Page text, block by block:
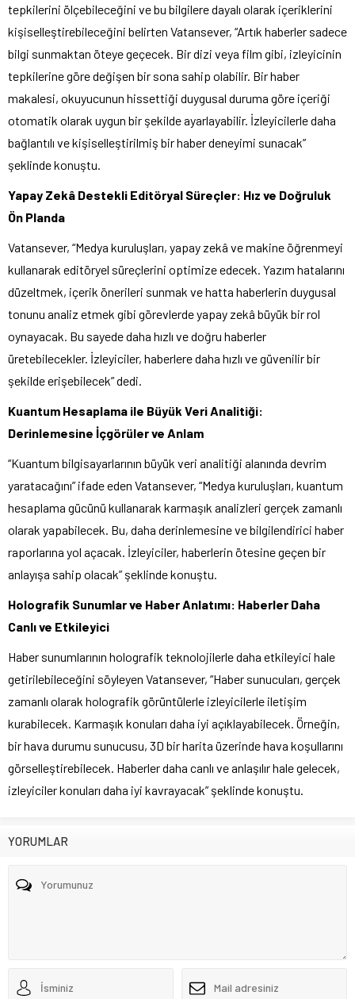
tepkilerini ölçebileceğini ve bu bilgilere dayalı olarak içeriklerini
kişiselleştirebileceğini belirten Vatansever, “Artık haberler sadece
bilgi sunmaktan öteye geçecek. Bir dizi veya film gibi, izleyicinin
tepkilerine göre değişen bir sona sahip olabilir. Bir haber
makalesi, okuyucunun hissettiği duygusal duruma göre içeriği
otomatik olarak uygun bir şekilde ayarlayabilir. İzleyicilerle daha
bağlantılı ve kişiselleştirilmiş bir haber deneyimi sunacak”
şeklinde konuştu.
Yapay Zekâ Destekli Editöryal Süreçler: Hız ve Doğruluk
Ön Planda
Vatansever, “Medya kuruluşları, yapay zekâ ve makine öğrenmeyi
kullanarak editöryel süreçlerini optimize edecek. Yazım hatalarını
düzeltmek, içerik önerileri sunmak ve hatta haberlerin duygusal
tonunu analiz etmek gibi görevlerde yapay zekâ büyük bir rol
oynayacak. Bu sayede daha hızlı ve doğru haberler
üretebilecekler. İzleyiciler, haberlere daha hızlı ve güvenilir bir
şekilde erişebilecek” dedi.
Kuantum Hesaplama ile Büyük Veri Analitiği:
Derinlemesine İçgörüler ve Anlam
“Kuantum bilgisayarlarının büyük veri analitiği alanında devrim
yaratacağını” ifade eden Vatansever, “Medya kuruluşları, kuantum
hesaplama gücünü kullanarak karmaşık analizleri gerçek zamanlı
olarak yapabilecek. Bu, daha derinlemesine ve bilgilendirici haber
raporlarına yol açacak. İzleyiciler, haberlerin ötesine geçen bir
anlayışa sahip olacak” şeklinde konuştu.
Holografik Sunumlar ve Haber Anlatımı: Haberler Daha
Canlı ve Etkileyici
Haber sunumlarının holografik teknolojilerle daha etkileyici hale
getirilebileceğini söyleyen Vatansever, “Haber sunucuları, gerçek
zamanlı olarak holografik görüntülerle izleyicilerle iletişim
kurabilecek. Karmaşık konuları daha iyi açıklayabilecek. Örneğin,
bir hava durumu sunucusu, 3D bir harita üzerinde hava koşullarını
görselleştirebilecek. Haberler daha canlı ve anlaşılır hale gelecek,
izleyiciler konuları daha iyi kavrayacak” şeklinde konuştu.
YORUMLAR